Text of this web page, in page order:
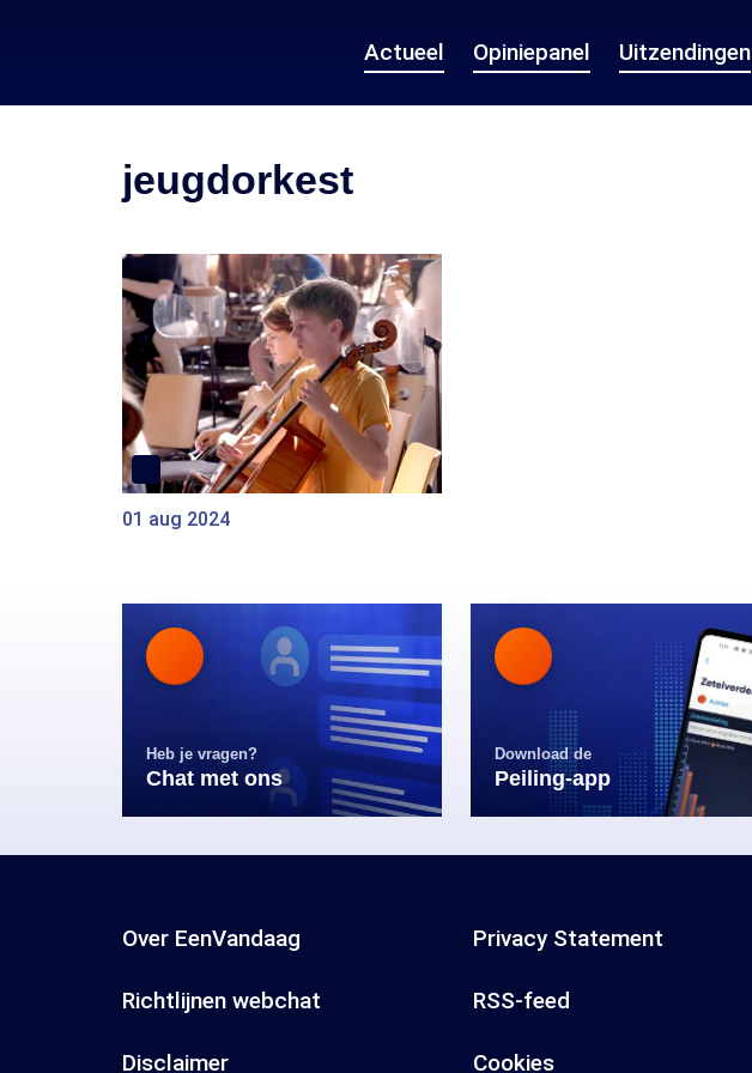
Actueel Opiniepanel Uitzendingen
jeugdorkest
01 aug 2024
Heb je vragen?
Chat met ons
Download de
Peiling-app
Over EenVandaag Privacy Statement
Richtlijnen webchat RSS-feed
Disclaimer Cookies